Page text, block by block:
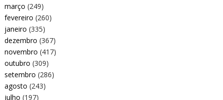
março (249)
fevereiro (260)
janeiro (335)
dezembro (367)
novembro (417)
outubro (309)
setembro (286)
agosto (243)
julho (197)